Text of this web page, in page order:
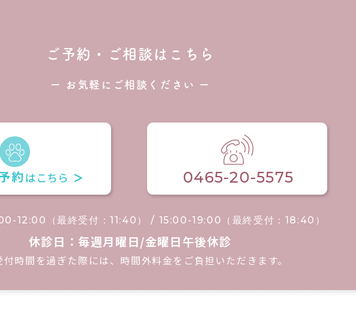
ご予約・ご相談はこちら
ー お気軽にご相談ください ー
0465-20-5575
12:00（最終受付：11:40） / 15:00-19:00（最終受付：18:40）
休診日：毎週月曜日/金曜日午後休診
付時間を過ぎた際には、時間外料金をご負担いただきます。